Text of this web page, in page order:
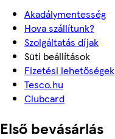
Akadálymentesség
Hova szállítunk?
Szolgáltatás díjak
Süti beállítások
Fizetési lehetőségek
Tesco.hu
Clubcard
Első bevásárlás